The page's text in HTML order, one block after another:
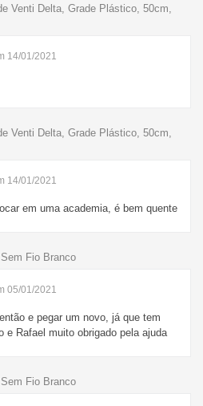
Venti Delta, Grade Plástico, 50cm,
14/01/2021
Venti Delta, Grade Plástico, 50cm,
14/01/2021
em uma academia, é bem quente
Fio Branco
05/01/2021
e pegar um novo, já que tem
e Rafael muito obrigado pela ajuda
Fio Branco